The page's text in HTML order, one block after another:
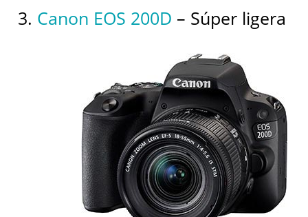
3. Canon EOS 200D – Súper ligera